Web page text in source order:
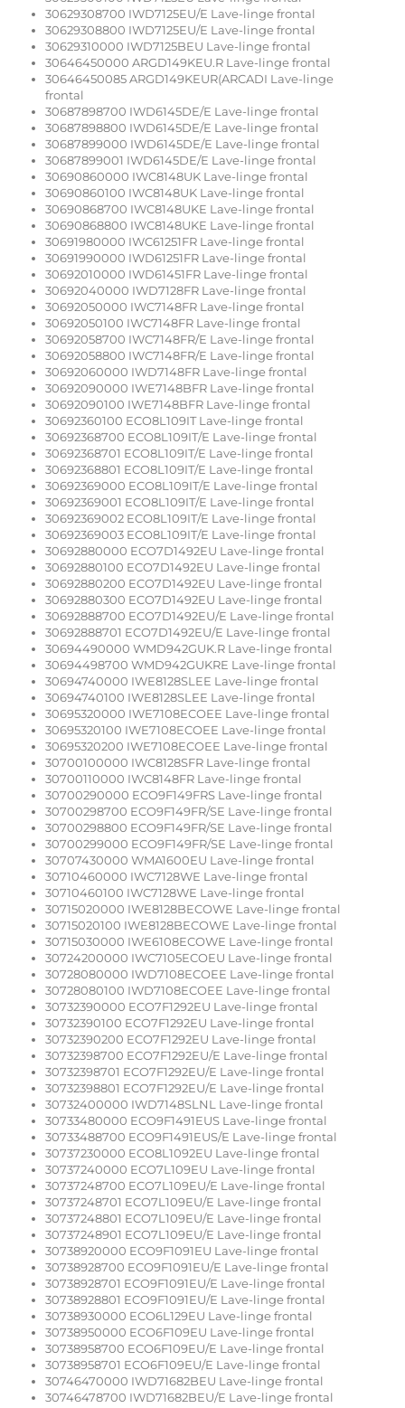
30629308700 IWD7125EU/E Lave-linge frontal
30629308800 IWD7125EU/E Lave-linge frontal
30629310000 IWD7125BEU Lave-linge frontal
30646450000 ARGD149KEU.R Lave-linge frontal
30646450085 ARGD149KEUR(ARCADI Lave-linge
frontal
30687898700 IWD6145DE/E Lave-linge frontal
30687898800 IWD6145DE/E Lave-linge frontal
30687899000 IWD6145DE/E Lave-linge frontal
30687899001 IWD6145DE/E Lave-linge frontal
30690860000 IWC8148UK Lave-linge frontal
30690860100 IWC8148UK Lave-linge frontal
30690868700 IWC8148UKE Lave-linge frontal
30690868800 IWC8148UKE Lave-linge frontal
30691980000 IWC61251FR Lave-linge frontal
30691990000 IWD61251FR Lave-linge frontal
30692010000 IWD61451FR Lave-linge frontal
30692040000 IWD7128FR Lave-linge frontal
30692050000 IWC7148FR Lave-linge frontal
30692050100 IWC7148FR Lave-linge frontal
30692058700 IWC7148FR/E Lave-linge frontal
30692058800 IWC7148FR/E Lave-linge frontal
30692060000 IWD7148FR Lave-linge frontal
30692090000 IWE7148BFR Lave-linge frontal
30692090100 IWE7148BFR Lave-linge frontal
30692360100 ECO8L109IT Lave-linge frontal
30692368700 ECO8L109IT/E Lave-linge frontal
30692368701 ECO8L109IT/E Lave-linge frontal
30692368801 ECO8L109IT/E Lave-linge frontal
30692369000 ECO8L109IT/E Lave-linge frontal
30692369001 ECO8L109IT/E Lave-linge frontal
30692369002 ECO8L109IT/E Lave-linge frontal
30692369003 ECO8L109IT/E Lave-linge frontal
30692880000 ECO7D1492EU Lave-linge frontal
30692880100 ECO7D1492EU Lave-linge frontal
30692880200 ECO7D1492EU Lave-linge frontal
30692880300 ECO7D1492EU Lave-linge frontal
30692888700 ECO7D1492EU/E Lave-linge frontal
30692888701 ECO7D1492EU/E Lave-linge frontal
30694490000 WMD942GUK.R Lave-linge frontal
30694498700 WMD942GUKRE Lave-linge frontal
30694740000 IWE8128SLEE Lave-linge frontal
30694740100 IWE8128SLEE Lave-linge frontal
30695320000 IWE7108ECOEE Lave-linge frontal
30695320100 IWE7108ECOEE Lave-linge frontal
30695320200 IWE7108ECOEE Lave-linge frontal
30700100000 IWC8128SFR Lave-linge frontal
30700110000 IWC8148FR Lave-linge frontal
30700290000 ECO9F149FRS Lave-linge frontal
30700298700 ECO9F149FR/SE Lave-linge frontal
30700298800 ECO9F149FR/SE Lave-linge frontal
30700299000 ECO9F149FR/SE Lave-linge frontal
30707430000 WMA1600EU Lave-linge frontal
30710460000 IWC7128WE Lave-linge frontal
30710460100 IWC7128WE Lave-linge frontal
30715020000 IWE8128BECOWE Lave-linge frontal
30715020100 IWE8128BECOWE Lave-linge frontal
30715030000 IWE6108ECOWE Lave-linge frontal
30724200000 IWC7105ECOEU Lave-linge frontal
30728080000 IWD7108ECOEE Lave-linge frontal
30728080100 IWD7108ECOEE Lave-linge frontal
30732390000 ECO7F1292EU Lave-linge frontal
30732390100 ECO7F1292EU Lave-linge frontal
30732390200 ECO7F1292EU Lave-linge frontal
30732398700 ECO7F1292EU/E Lave-linge frontal
30732398701 ECO7F1292EU/E Lave-linge frontal
30732398801 ECO7F1292EU/E Lave-linge frontal
30732400000 IWD7148SLNL Lave-linge frontal
30733480000 ECO9F1491EUS Lave-linge frontal
30733488700 ECO9F1491EUS/E Lave-linge frontal
30737230000 ECO8L1092EU Lave-linge frontal
30737240000 ECO7L109EU Lave-linge frontal
30737248700 ECO7L109EU/E Lave-linge frontal
30737248701 ECO7L109EU/E Lave-linge frontal
30737248801 ECO7L109EU/E Lave-linge frontal
30737248901 ECO7L109EU/E Lave-linge frontal
30738920000 ECO9F1091EU Lave-linge frontal
30738928700 ECO9F1091EU/E Lave-linge frontal
30738928701 ECO9F1091EU/E Lave-linge frontal
30738928801 ECO9F1091EU/E Lave-linge frontal
30738930000 ECO6L129EU Lave-linge frontal
30738950000 ECO6F109EU Lave-linge frontal
30738958700 ECO6F109EU/E Lave-linge frontal
30738958701 ECO6F109EU/E Lave-linge frontal
30746470000 IWD71682BEU Lave-linge frontal
30746478700 IWD71682BEU/E Lave-linge frontal